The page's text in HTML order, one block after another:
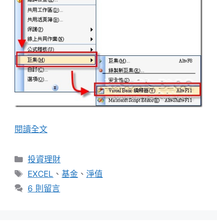
閱讀全文
分
類
投資理財
標
籤
EXCEL 、基金 、淨值
6 則留言